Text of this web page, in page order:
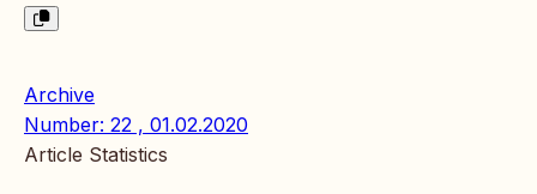
Archive
Number: 22 , 01.02.2020
Article Statistics